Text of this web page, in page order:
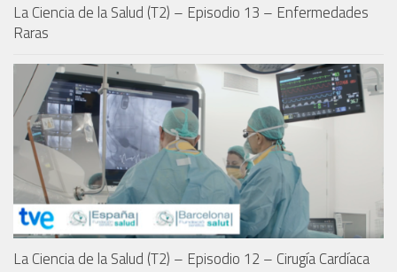
La Ciencia de la Salud (T2) – Episodio 13 – Enfermedades
Raras
La Ciencia de la Salud (T2) – Episodio 12 – Cirugía Cardíaca